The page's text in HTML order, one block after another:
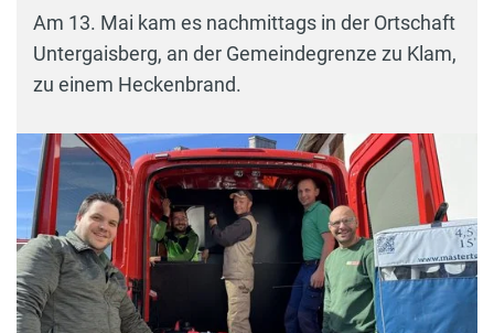
Am 13. Mai kam es nachmittags in der Ortschaft
Untergaisberg, an der Gemeindegrenze zu Klam,
zu einem Heckenbrand.